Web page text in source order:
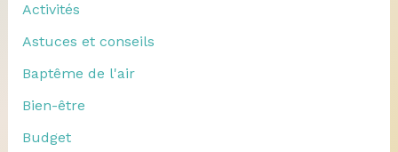
Activités
Astuces et conseils
Baptême de l'air
Bien-être
Budget